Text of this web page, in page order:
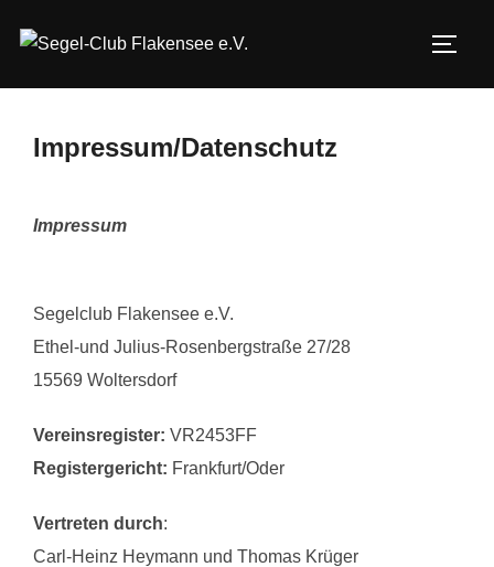
Inhalt
Impressum/Datenschutz
Impressum
Segelclub Flakensee e.V.
Ethel-und Julius-Rosenbergstraße 27/28
15569 Woltersdorf
Vereinsregister: VR2453FF
Registergericht: Frankfurt/Oder
Vertreten durch:
Carl-Heinz Heymann und Thomas Krüger